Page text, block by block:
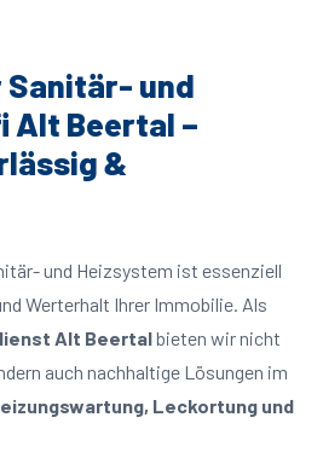
und
Alt Beertal –
&
und Heizsystem ist essenziell
Werterhalt Ihrer Immobilie. Als
Alt Beertalbieten wir nicht
auch nachhaltige Lösungen im
Leckortung und